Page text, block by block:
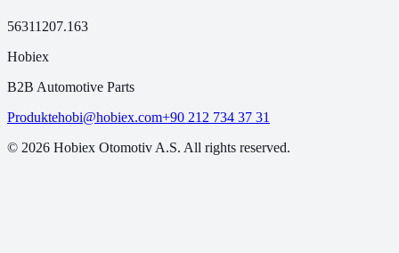
56311 207.163
Hobiex
B2B Automotive Parts
Produktehobi@hobiex.com+90 212 734 37 31
© 2026 Hobiex Otomotiv A.S. All rights reserved.